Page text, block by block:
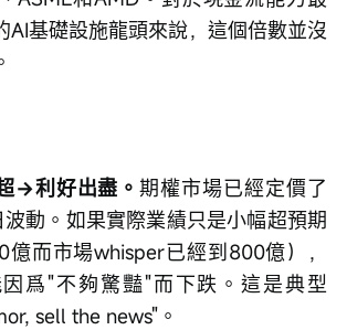
AI基礎設施龍頭來說，這個倍數並沒
→利好出盡。期權市場已經定價了
波動。如果實際業績只是小幅超預期
億而市場whisper已經到800億），
爲"不夠驚豔"而下跌。這是典型
sell the news"。